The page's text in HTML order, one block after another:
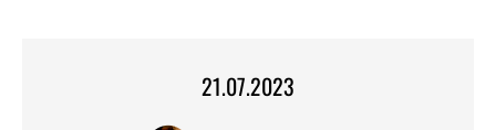
21.07.2023